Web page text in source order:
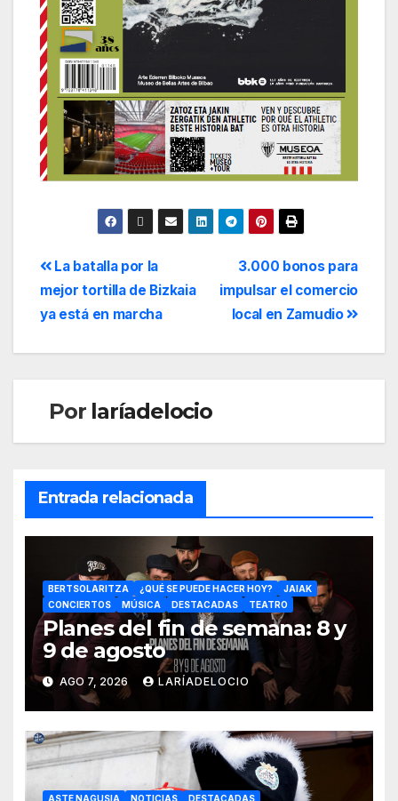
3.000 bonos para
impulsar el comercio
local en Zamudio
La batalla por la
mejor tortilla de Bizkaia
ya está en marcha
Por laríadelocio
Entrada relacionada
BERTSOLARITZA ¿QUÉ SE PUEDE HACER HOY?
JAIAK
CONCIERTOS
MÚSICA DESTACADAS TEATRO
Planes del fin de semana: 8 y
9 de agosto
AGO 7, 2026 LARÍADELOCIO
ASTE NAGUSIA NOTICIAS DESTACADAS